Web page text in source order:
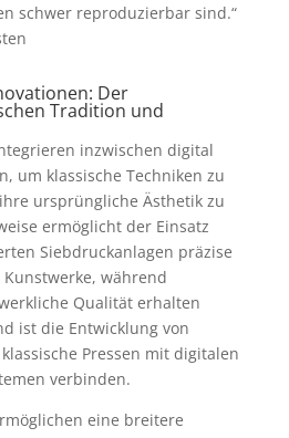
schwer reproduzierbar sind.“
Der
Tradition und
inzwischen digital
um klassische Techniken zu
ursprüngliche Ästhetik zu
ermöglicht der Einsatz
Siebdruckanlagen präzise
während
Qualität erhalten
ist die Entwicklung von
Pressen mit digitalen
verbinden.
eine breitere